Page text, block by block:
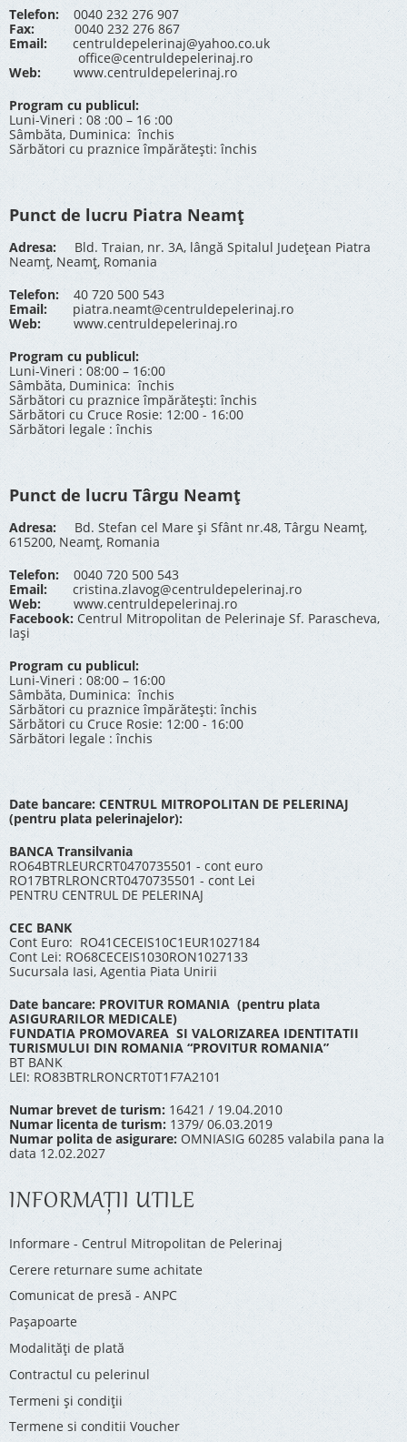
Telefon: 0040 232 276 907
Fax: 0040 232 276 867
Email:
centruldepelerinaj@yahoo.co.uk
office@centruldepelerinaj.ro
Web:
www.centruldepelerinaj.ro
Program cu publicul:
Luni-Vineri : 08 :00 – 16 :00
Sâmbăta, Duminica: închis
Sărbători cu praznice împărătești: închis
Punct de lucru Piatra Neamț
Adresa: Bld. Traian, nr. 3A, lângă Spitalul Județean Piatra
Neamț, Neamț, Romania
Telefon:40 720 500 543
Email:
piatra.neamt@centruldepelerinaj.ro
Web:
www.centruldepelerinaj.ro
Program cu publicul:
Luni-Vineri : 08:00 – 16:00
Sâmbăta, Duminica: închis
Sărbători cu praznice împărătești: închis
Sărbători cu Cruce Rosie: 12:00 - 16:00
Sărbători legale : închis
Punct de lucru Târgu Neamț
Adresa: Bd. Stefan cel Mare și Sfânt nr.48, Târgu Neamț,
615200, Neamț, Romania
Telefon: 0040 720 500 543
Email:
cristina.zlavog@centruldepelerinaj.ro
Web:
www.centruldepelerinaj.ro
Facebook: Centrul Mitropolitan de Pelerinaje Sf. Parascheva,
Iași
Program cu publicul:
Luni-Vineri : 08:00 – 16:00
Sâmbăta, Duminica: închis
Sărbători cu praznice împărătești: închis
Sărbători cu Cruce Rosie: 12:00 - 16:00
Sărbători legale : închis
Date bancare: CENTRUL MITROPOLITAN DE PELERINAJ
(pentru plata pelerinajelor):
BANCA Transilvania
RO64BTRLEURCRT0470735501 - cont euro
RO17BTRLRONCRT0470735501 - cont Lei
PENTRU CENTRUL DE PELERINAJ
CEC BANK
Cont Euro: RO41CECEIS10C1EUR1027184
Cont Lei: RO68CECEIS1030RON1027133
Sucursala Iasi, Agentia Piata Unirii
Date bancare: PROVITUR ROMANIA (pentru plata
ASIGURARILOR MEDICALE)
FUNDATIA PROMOVAREA SI VALORIZAREA IDENTITATII
TURISMULUI DIN ROMANIA “PROVITUR ROMANIA”
BT BANK
LEI: RO83BTRLRONCRT0T1F7A2101
Numar brevet de turism: 16421 / 19.04.2010
Numar licenta de turism: 1379/ 06.03.2019
Numar polita de asigurare: OMNIASIG 60285 valabila pana la
data 12.02.2027
INFORMAŢII UTILE
Informare - Centrul Mitropolitan de Pelerinaj
Cerere returnare sume achitate
Comunicat de presă - ANPC
Pașapoarte
Modalități de plată
Contractul cu pelerinul
Termeni și condiții
Termene si conditii Voucher